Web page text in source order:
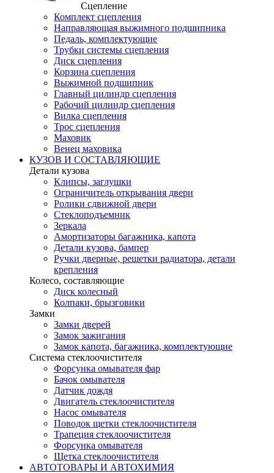
Сцепление
Комплект сцепления
Направляющая выжимного подшипника
Педаль, комплектующие
Трубки системы сцепления
Диск сцепления
Корзина сцепления
Выжимной подшипник
Главный цилиндр сцепления
Рабочий цилиндр сцепления
Вилка сцепления
Трос сцепления
Маховик
Венец маховика
КУЗОВ И СОСТАВЛЯЮЩИЕ
Детали кузова
Клипсы, заглушки
Ограничитель открывания двери
Ролики сдвижной двери
Стеклоподъемник
Зеркала
Амортизаторы багажника, капота
Детали кузова, бампер
Ручки дверные, решетки радиатора, детали
крепления
Колесо, составляющие
Диск колесный
Колпаки, брызговики
Замки
Замки дверей
Замок зажигания
Замок капота, багажника, комплектующие
Система стеклоочистителя
Форсунка омывателя фар
Бачок омывателя
Датчик дождя
Двигатель стеклоочистителя
Насос омывателя
Поводок щетки стеклоочистителя
Трапеция стеклоочистителя
Форсунка омывателя
Щетка стеклоочистителя
АВТОТОВАРЫ И АВТОХИМИЯ